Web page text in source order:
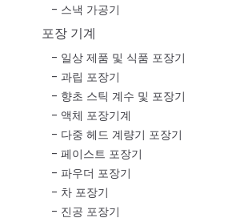
스낵 가공기
포장 기계
일상 제품 및 식품 포장기
과립 포장기
향초 스틱 계수 및 포장기
액체 포장기계
다중 헤드 계량기 포장기
페이스트 포장기
파우더 포장기
차 포장기
진공 포장기